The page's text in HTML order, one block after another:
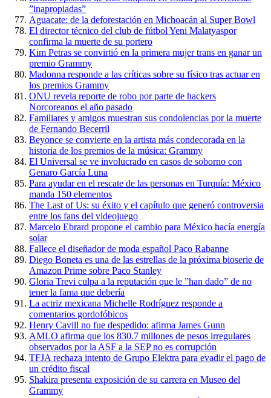
”inapropiadas”
Aguacate: de la deforestación en Michoacán al Super Bowl
El director técnico del club de fútbol Yeni Malatyaspor
confirma la muerte de su portero
Kim Petras se convirtió en la primera mujer trans en ganar un
premio Grammy
Madonna responde a las críticas sobre su físico tras actuar en
los premios Grammy
ONU revela reporte de robo por parte de hackers
Norcoreanos el año pasado
Familiares y amigos muestran sus condolencias por la muerte
de Fernando Becerril
Beyonce se convierte en la artista más condecorada en la
historia de los premios de la música: Grammy
El Universal se ve involucrado en casos de soborno con
Genaro García Luna
Para ayudar en el rescate de las personas en Turquía: México
manda 150 elementos
The Last of Us: su éxito y el capítulo que generó controversia
entre los fans del videojuego
Marcelo Ebrard propone el cambio para México hacía energía
solar
Fallece el diseñador de moda español Paco Rabanne
Diego Boneta es una de las estrellas de la próxima bioserie de
Amazon Prime sobre Paco Stanley
Gloria Trevi culpa a la reputación que le ”han dado” de no
tener la fama que debería
La actriz mexicana Michelle Rodríguez responde a
comentarios gordofóbicos
Henry Cavill no fue despedido: afirma James Gunn
AMLO afirma que los 830.7 millones de pesos irregulares
observados por la ASF a la SEP no es corrupción
TFJA rechaza intento de Grupo Elektra para evadir el pago de
un crédito fiscal
Shakira presenta exposición de su carrera en Museo del
Grammy